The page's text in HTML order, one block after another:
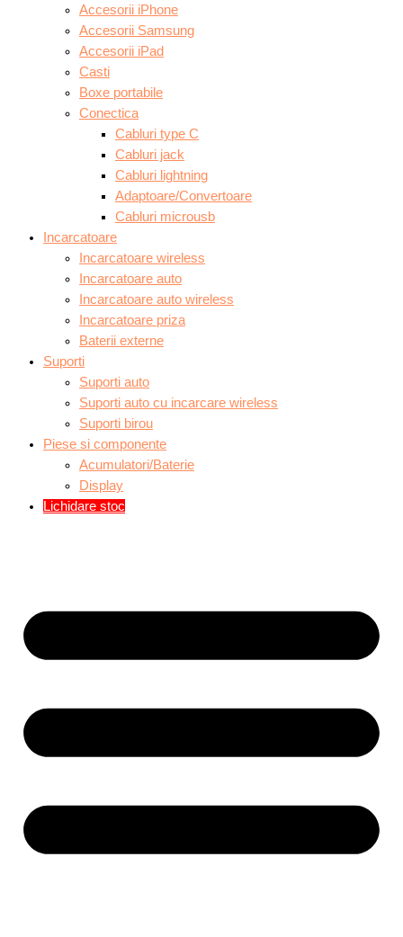
Accesorii iPhone
Accesorii Samsung
Accesorii iPad
Casti
Boxe portabile
Conectica
Cabluri type C
Cabluri jack
Cabluri lightning
Adaptoare/Convertoare
Cabluri microusb
Incarcatoare
Incarcatoare wireless
Incarcatoare auto
Incarcatoare auto wireless
Incarcatoare priza
Baterii externe
Suporti
Suporti auto
Suporti auto cu incarcare wireless
Suporti birou
Piese si componente
Acumulatori/Baterie
Display
Lichidare stoc